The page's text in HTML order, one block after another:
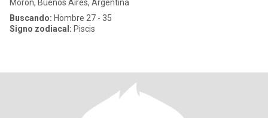
Morón, Buenos Aires, Argentina
Buscando: Hombre 27 - 35
Signo zodiacal: Piscis